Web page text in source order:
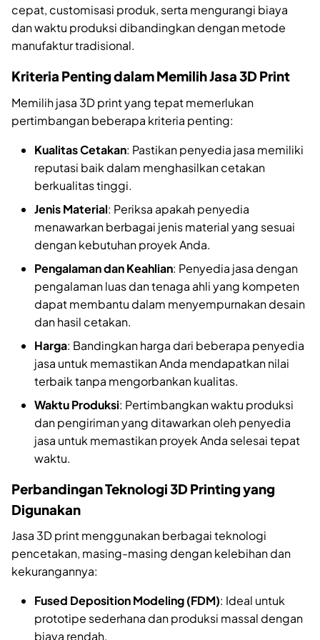
cepat, customisasi produk, serta mengurangi biaya
dan waktu produksi dibandingkan dengan metode
manufaktur tradisional.
Kriteria Penting dalam Memilih Jasa 3D Print
Memilih jasa 3D print yang tepat memerlukan
pertimbangan beberapa kriteria penting:
Kualitas Cetakan: Pastikan penyedia jasa memiliki
reputasi baik dalam menghasilkan cetakan
berkualitas tinggi.
Jenis Material: Periksa apakah penyedia
menawarkan berbagai jenis material yang sesuai
dengan kebutuhan proyek Anda.
Pengalaman dan Keahlian: Penyedia jasa dengan
pengalaman luas dan tenaga ahli yang kompeten
dapat membantu dalam menyempurnakan desain
dan hasil cetakan.
Harga: Bandingkan harga dari beberapa penyedia
jasa untuk memastikan Anda mendapatkan nilai
terbaik tanpa mengorbankan kualitas.
Waktu Produksi: Pertimbangkan waktu produksi
dan pengiriman yang ditawarkan oleh penyedia
jasa untuk memastikan proyek Anda selesai tepat
waktu.
Perbandingan Teknologi 3D Printing yang
Digunakan
Jasa 3D print menggunakan berbagai teknologi
pencetakan, masing-masing dengan kelebihan dan
kekurangannya:
Fused Deposition Modeling (FDM): Ideal untuk
prototipe sederhana dan produksi massal dengan
biaya rendah.